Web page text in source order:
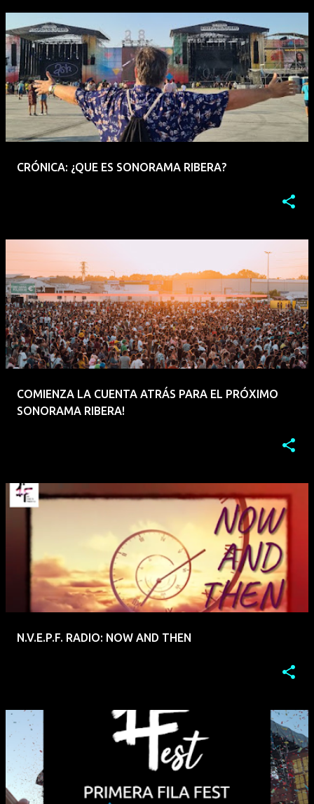
CRÓNICA: ¿QUE ES SONORAMA RIBERA?
COMIENZA LA CUENTA ATRÁS PARA EL PRÓXIMO
SONORAMA RIBERA!
N.V.E.P.F. RADIO: NOW AND THEN